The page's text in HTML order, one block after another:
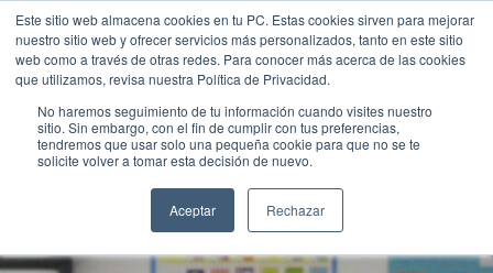
Este sitio web almacena cookies en tu PC. Estas cookies sirven para mejorar
nuestro sitio web y ofrecer servicios más personalizados, tanto en este sitio
web como a través de otras redes. Para conocer más acerca de las cookies
que utilizamos, revisa nuestra Política de Privacidad.
No haremos seguimiento de tu información cuando visites nuestro
sitio. Sin embargo, con el fin de cumplir con tus preferencias,
tendremos que usar solo una pequeña cookie para que no se te
solicite volver a tomar esta decisión de nuevo.
Aceptar Rechazar
INTRANET|ALEXIA|MOODLE|NEW INTRANET
+34 952 30 51 00
sanjose@fundacionloyola.es